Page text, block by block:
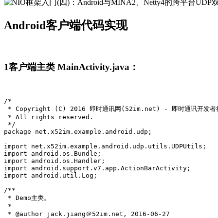
Android客户端代码实现
1客户端主类 MainActivity.java：
/*
* Copyright (C) 2016 即时通讯网(52im.net) - 即时通讯开发者
* All rights reserved.
*/
package net.x52im.example.android.udp;
import net.x52im.example.android.udp.utils.UDPUtils;
import android.os.Bundle;
import android.os.Handler;
import android.support.v7.app.ActionBarActivity;
import android.util.Log;
/**
* Demo主类。
*
* @author jack.jiang＠52im.net, 2016-06-27